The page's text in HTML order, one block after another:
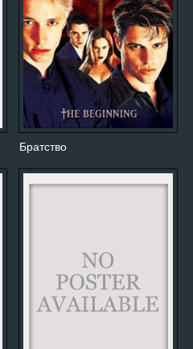
Братство